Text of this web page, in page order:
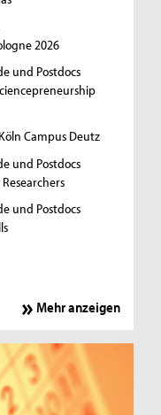
2026
und Postdocs
Campus Deutz
und Postdocs
und Postdocs
Mehr anzeigen